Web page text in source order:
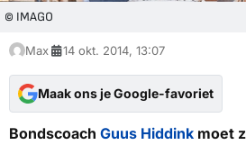
© IMAGO
Max 14 okt. 2014, 13:07
Maak ons je Google-favoriet
Bondscoach Guus Hiddink moet